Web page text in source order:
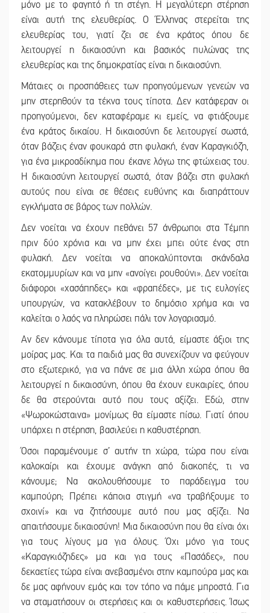
μόνο με το φαγητό ή τη στέγη. Η μεγαλύτερη στέρηση
είναι αυτή της ελευθερίας. Ο Έλληνας στερείται της
ελευθερίας του, γιατί ζει σε ένα κράτος όπου δε
λειτουργεί η δικαιοσύνη και βασικός πυλώνας της
ελευθερίας και της δημοκρατίας είναι η δικαιοσύνη.
Μάταιες οι προσπάθειες των προηγούμενων γενεών να
μην στερηθούν τα τέκνα τους τίποτα. Δεν κατάφεραν οι
προηγούμενοι, δεν καταφέραμε κι εμείς, να φτιάξουμε
ένα κράτος δικαίου. Η δικαιοσύνη δε λειτουργεί σωστά,
όταν βάζεις έναν φουκαρά στη φυλακή, έναν Καραγκιόζη,
για ένα μικροαδίκημα που έκανε λόγω της φτώχειας του.
Η δικαιοσύνη λειτουργεί σωστά, όταν βάζει στη φυλακή
αυτούς που είναι σε θέσεις ευθύνης και διαπράττουν
εγκλήματα σε βάρος των πολλών.
Δεν νοείται να έχουν πεθάνει 57 άνθρωποι στα Τέμπη
πριν δύο χρόνια και να μην έχει μπει ούτε ένας στη
φυλακή. Δεν νοείται να αποκαλύπτονται σκάνδαλα
εκατομμυρίων και να μην «ανοίγει ρουθούνι». Δεν νοείται
διάφοροι «χασάπηδες» και «φραπέδες», με τις ευλογίες
υπουργών, να κατακλέβουν το δημόσιο χρήμα και να
καλείται ο λαός να πληρώσει πάλι τον λογαριασμό.
Αν δεν κάνουμε τίποτα για όλα αυτά, είμαστε άξιοι της
μοίρας μας. Και τα παιδιά μας θα συνεχίζουν να φεύγουν
στο εξωτερικό, για να πάνε σε μια άλλη χώρα όπου θα
λειτουργεί η δικαιοσύνη, όπου θα έχουν ευκαιρίες, όπου
δε θα στερούνται αυτό που τους αξίζει. Εδώ, στην
«Ψωροκώσταινα» μονίμως θα είμαστε πίσω. Γιατί όπου
υπάρχει η στέρηση, βασιλεύει η καθυστέρηση.
Όσοι παραμένουμε σ’ αυτήν τη χώρα, τώρα που είναι
καλοκαίρι και έχουμε ανάγκη από διακοπές, τι να
κάνουμε; Να ακολουθήσουμε το παράδειγμα του
καμπούρη; Πρέπει κάποια στιγμή «να τραβήξουμε το
σχοινί» και να ζητήσουμε αυτό που μας αξίζει. Να
απαιτήσουμε δικαιοσύνη! Μια δικαιοσύνη που θα είναι όχι
για τους λίγους μα για όλους. Όχι μόνο για τους
«Καραγκιόζηδες» μα και για τους «Πασάδες», που
δεκαετίες τώρα είναι ανεβασμένοι στην καμπούρα μας και
δε μας αφήνουν εμάς και τον τόπο να πάμε μπροστά. Για
να σταματήσουν οι στερήσεις και οι καθυστερήσεις. Ίσως